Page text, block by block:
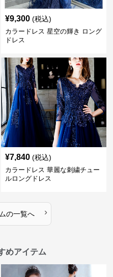
¥9,300 (税込)
カラードレス 星空の輝き ロング
ドレス
¥7,840 (税込)
カラードレス 華麗な刺繍チュー
ルロングドレス
の一覧へ ›
めアイテム